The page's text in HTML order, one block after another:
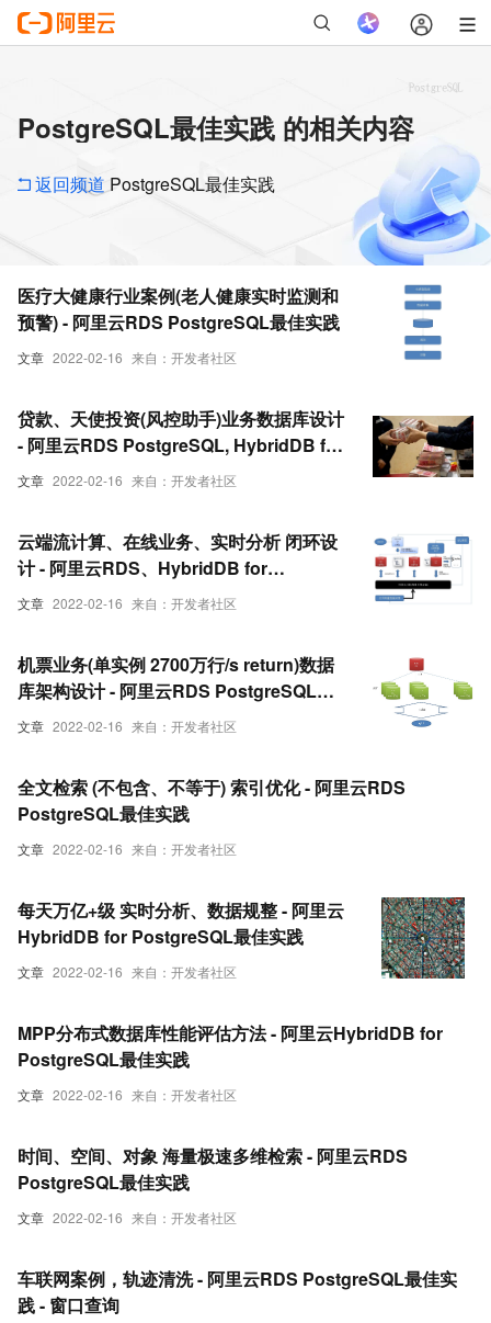
PostgreSQL最佳实践 的相关内容
返回频道 PostgreSQL最佳实践
文章 2022-02-16 来自：开发者社区
医疗大健康行业案例(老人健康实时监测和
预警) - 阿里云RDS PostgreSQL最佳实践
文章 2022-02-16 来自：开发者社区
贷款、天使投资(风控助手)业务数据库设计
- 阿里云RDS PostgreSQL, HybridDB for
PostgreSQL最佳实践
文章 2022-02-16 来自：开发者社区
云端流计算、在线业务、实时分析 闭环设
计 - 阿里云RDS、HybridDB for
PostgreSQL最佳实践
文章 2022-02-16 来自：开发者社区
机票业务(单实例 2700万行/s return)数据
库架构设计 - 阿里云RDS PostgreSQL最
佳实践
文章 2022-02-16 来自：开发者社区
全文检索 (不包含、不等于) 索引优化 - 阿里云RDS
PostgreSQL最佳实践
文章 2022-02-16 来自：开发者社区
每天万亿+级 实时分析、数据规整 - 阿里云
HybridDB for PostgreSQL最佳实践
文章 2022-02-16 来自：开发者社区
MPP分布式数据库性能评估方法 - 阿里云HybridDB for
PostgreSQL最佳实践
文章 2022-02-16 来自：开发者社区
时间、空间、对象 海量极速多维检索 - 阿里云RDS
PostgreSQL最佳实践
车联网案例，轨迹清洗 - 阿里云RDS PostgreSQL最佳实
践 - 窗口查询